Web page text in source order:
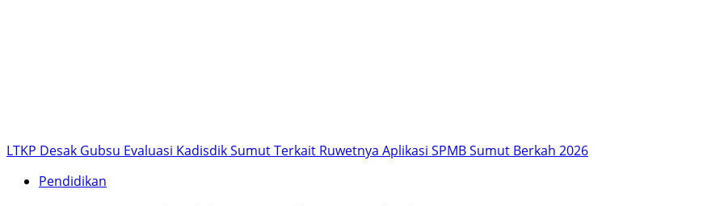
LTKP Desak Gubsu Evaluasi Kadisdik Sumut Terkait Ruwetnya Aplikasi SPMB Sumut Berkah 2026
Pendidikan